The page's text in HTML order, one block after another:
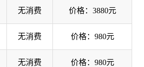
无消费 价格：3880元
无消费 价格：980元
无消费 价格：980元